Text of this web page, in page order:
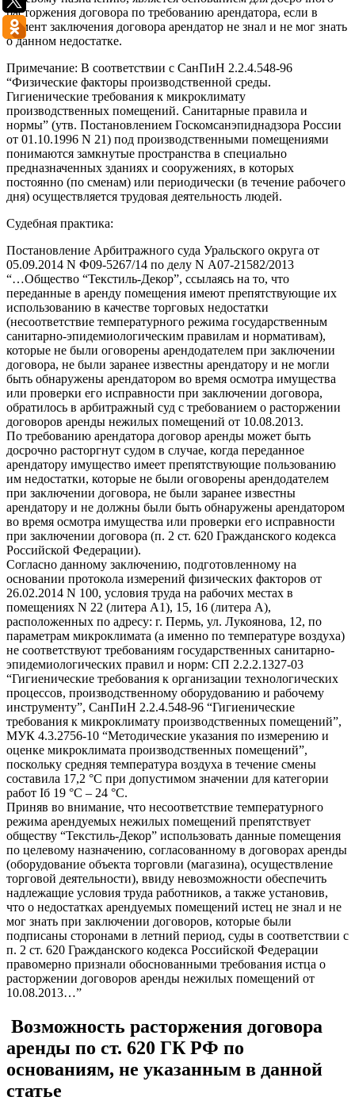
расторжения договора по требованию арендатора, если в
момент заключения договора арендатор не знал и не мог знать
о данном недостатке.
Примечание: В соответствии с СанПиН 2.2.4.548-96
“Физические факторы производственной среды.
Гигиенические требования к микроклимату
производственных помещений. Санитарные правила и
нормы” (утв. Постановлением Госкомсанэпиднадзора России
от 01.10.1996 N 21) под производственными помещениями
понимаются замкнутые пространства в специально
предназначенных зданиях и сооружениях, в которых
постоянно (по сменам) или периодически (в течение рабочего
дня) осуществляется трудовая деятельность людей.
Судебная практика:
Постановление Арбитражного суда Уральского округа от
05.09.2014 N Ф09-5267/14 по делу N А07-21582/2013
“…Общество “Текстиль-Декор”, ссылаясь на то, что
переданные в аренду помещения имеют препятствующие их
использованию в качестве торговых недостатки
(несоответствие температурного режима государственным
санитарно-эпидемиологическим правилам и нормативам),
которые не были оговорены арендодателем при заключении
договора, не были заранее известны арендатору и не могли
быть обнаружены арендатором во время осмотра имущества
или проверки его исправности при заключении договора,
обратилось в арбитражный суд с требованием о расторжении
договоров аренды нежилых помещений от 10.08.2013.
По требованию арендатора договор аренды может быть
досрочно расторгнут судом в случае, когда переданное
арендатору имущество имеет препятствующие пользованию
им недостатки, которые не были оговорены арендодателем
при заключении договора, не были заранее известны
арендатору и не должны были быть обнаружены арендатором
во время осмотра имущества или проверки его исправности
при заключении договора (п. 2 ст. 620 Гражданского кодекса
Российской Федерации).
Согласно данному заключению, подготовленному на
основании протокола измерений физических факторов от
26.02.2014 N 100, условия труда на рабочих местах в
помещениях N 22 (литера А1), 15, 16 (литера А),
расположенных по адресу: г. Пермь, ул. Лукоянова, 12, по
параметрам микроклимата (а именно по температуре воздуха)
не соответствуют требованиям государственных санитарно-
эпидемиологических правил и норм: СП 2.2.2.1327-03
“Гигиенические требования к организации технологических
процессов, производственному оборудованию и рабочему
инструменту”, СанПиН 2.2.4.548-96 “Гигиенические
требования к микроклимату производственных помещений”,
МУК 4.3.2756-10 “Методические указания по измерению и
оценке микроклимата производственных помещений”,
поскольку средняя температура воздуха в течение смены
составила 17,2 °C при допустимом значении для категории
работ Iб 19 °C – 24 °C.
Приняв во внимание, что несоответствие температурного
режима арендуемых нежилых помещений препятствует
обществу “Текстиль-Декор” использовать данные помещения
по целевому назначению, согласованному в договорах аренды
(оборудование объекта торговли (магазина), осуществление
торговой деятельности), ввиду невозможности обеспечить
надлежащие условия труда работников, а также установив,
что о недостатках арендуемых помещений истец не знал и не
мог знать при заключении договоров, которые были
подписаны сторонами в летний период, суды в соответствии с
п. 2 ст. 620 Гражданского кодекса Российской Федерации
правомерно признали обоснованными требования истца о
расторжении договоров аренды нежилых помещений от
10.08.2013…”
Возможность расторжения договора
аренды по ст. 620 ГК РФ по
основаниям, не указанным в данной
статье